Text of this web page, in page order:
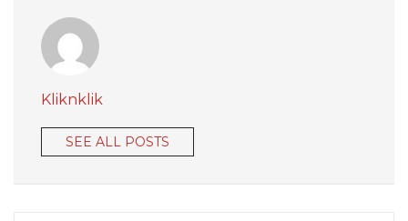
Kliknklik
SEE ALL POSTS